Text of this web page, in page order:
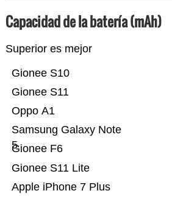
Capacidad de la batería (mAh)
Superior es mejor
Apple iPhone 7 Plus
Gionee S11 Lite
Gionee F6
Samsung Galaxy Note
5
Oppo A1
Gionee S11
Gionee S10